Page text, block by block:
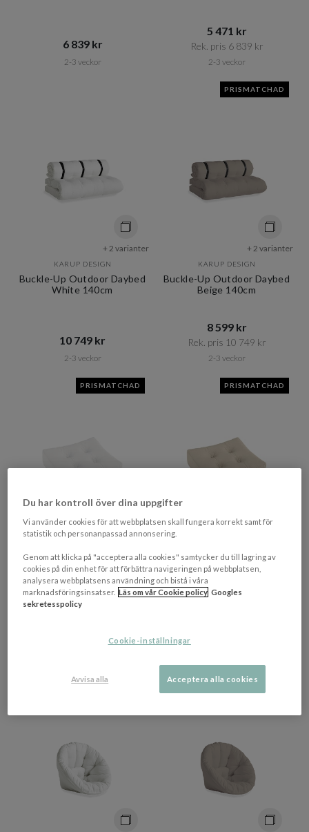
6 839 kr​​
2-3 veckor
5 471 kr​​
Rek. pris 6 839 kr​​
2-3 veckor
+ 2 varianter
KARUP DESIGN
Buckle-Up Outdoor Daybed
White 140cm
10 749 kr​​
2-3 veckor
PRISMATCHAD
+ 2 varianter
KARUP DESIGN
Buckle-Up Outdoor Daybed
Beige 140cm
8 599 kr​​
Rek. pris 10 749 kr​​
2-3 veckor
PRISMATCHAD
KARUP DESIGN
More Out Sittpuff White
70x70cm
Rek. pris 2 899 kr​​
PRISMATCHAD
KARUP DESIGN
More Out Sittpuff Beige
70x70cm
Rek. pris 2 899 kr​​
Du har kontroll över dina uppgifter
Vi använder cookies för att webbplatsen skall fungera korrekt samt för
statistik och personanpassad annonsering.
Genom att klicka på "acceptera alla cookies" samtycker du till lagring av
cookies på din enhet för att förbättra navigeringen på webbplatsen,
analysera webbplatsens användning och bistå i våra
marknadsföringsinsatser. Läs om vår Cookie policy Googles
sekretesspolicy
Cookie-inställningar
Avvisa alla Acceptera alla cookies